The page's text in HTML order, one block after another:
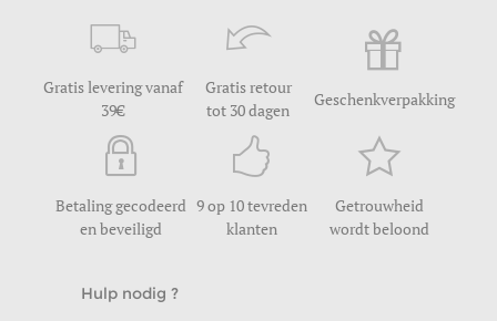
Gratis levering vanaf
39
Gratis retour
tot 30 dagen
Geschenkverpakking
Betaling gecodeerd
en beveiligd
9 op 10 tevreden
klanten
Getrouwheid
wordt beloond
Hulp nodig ?